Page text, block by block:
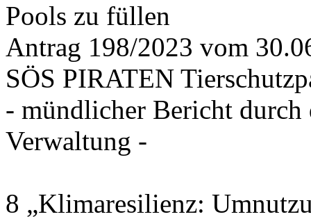
Pools zu füllen
Antrag 198/2023 vom
SÖS PIRATEN
- mündlicher Bericht
Verwaltung -
8 „Klimaresilienz: